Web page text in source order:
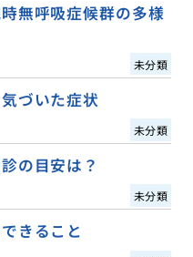
無呼吸症候群の多様
未分類
づいた症状
未分類
の目安は？
未分類
きること